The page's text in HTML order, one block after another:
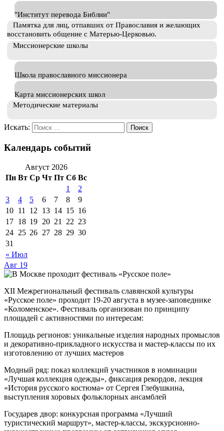
"Институт перевода Библии"
Памятка для лиц, отпавших от Православия и желающих
восстановить общение с Матерью-Церковью.
Миссионерские школы
Школа православного миссионера
Карта миссионерских школ
Методические материалы
Искать:
Календарь событий
Август 2026
Пн Вт Ср Чт Пт Сб Вс
« Июл
1
2
3
4 5 6 7 8
9
10 11 12 13 14 15 16
17 18 19 20 21 22 23
24 25 26 27 28 29 30
31
Авг 19
XII Межрегиональный фестиваль славянской культуры
«Русское поле» проходит 19-20 августа в музее-заповеднике
«Коломенское». Фестиваль организован по принципу
площадей с активностями по интересам:
Площадь регионов: уникальные изделия народных промыслов
и декоративно-прикладного искусства и мастер-классы по их
изготовлению от лучших мастеров
Модный ряд: показ коллекций участников в номинации
«Лучшая коллекция одежды», фиксация рекордов, лекция
«История русского костюма» от Сергея Глебушкина,
выступления хоровых фольклорных ансамблей
Государев двор: конкурсная программа «Лучший
туристический маршрут», мастер-классы, экскурсионно-